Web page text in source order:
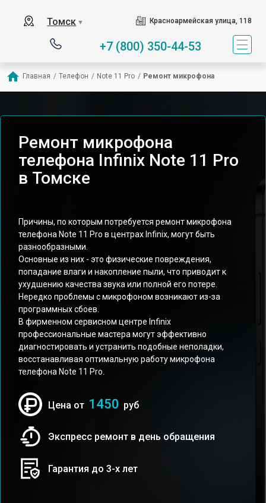
Томск ▼ Красноармейская улица, 118
+7 (800) 350-44-53
Главная / Телефон / Note 11 Pro / Ремонт микрофона
Ремонт микрофона
телефона Infinix Note 11 Pro
в Томске
Причины, по которым потребуется ремонт микрофона
телефона Note 11 Pro в центрах Infinix, могут быть
разнообразными.
Основные из них - это физические повреждения,
попадание влаги и накопление пыли, что приводит к
ухудшению качества звука или полной его потере.
Нередко проблемы с микрофоном возникают из-за
программных сбоев.
В фирменном сервисном центре Infinix
профессиональные мастера могут эффективно
диагностировать и устранить подобные неполадки,
восстанавливая оптимальную работу микрофона
телефона Note 11 Pro.
Цена от 1450 руб
Экспресс ремонт в день обращения
Гарантия до 3-х лет